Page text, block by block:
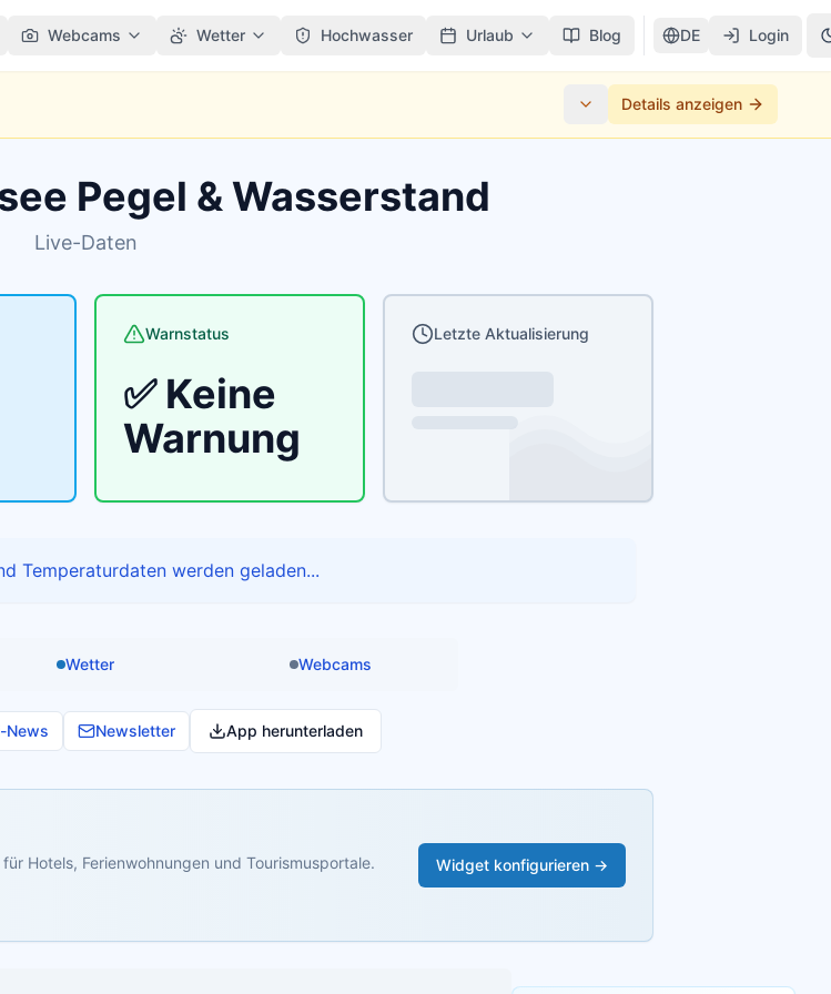
Webcams Wetter Hochwasser Urlaub Blog DE Login
Details anzeigen
Pegel & Wasserstand
Live-Daten
Warnstatus
✅ Keine
Warnung
Letzte Aktualisierung
Temperaturdaten werden geladen...
Wetter Webcams
News Newsletter App herunterladen
Hotels, Ferienwohnungen und Tourismusportale. Widget konfigurieren →